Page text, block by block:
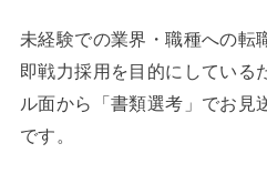
未経験での業界・職種への転
即戦力採用を目的にしている
ル面から「書類選考」でお見
です。